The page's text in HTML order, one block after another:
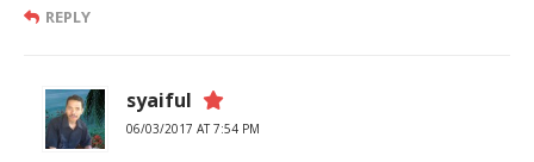
REPLY
syaiful
06/03/2017 AT 7:54 PM